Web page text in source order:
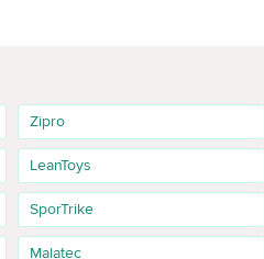
Zipro
LeanToys
SporTrike
Malatec